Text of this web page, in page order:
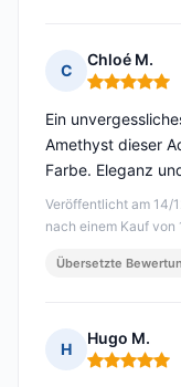
C
Chloé M.
Hinweis: 5
Veröffentlicht am 14/
nach einem Kauf
Ein
Amethyst dieser
Farbe. Eleganz
Übersetzte
H
Hugo M.
Hinweis: 5